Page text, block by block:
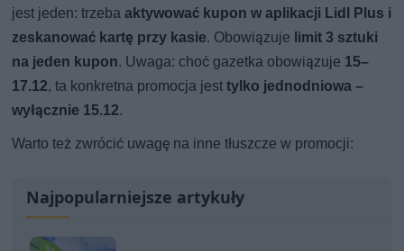
jest jeden: trzebaaktywować kupon w aplikacji Lidl Plus i
zeskanować kartę przy kasie. Obowiązuje limit 3 sztuki
na jeden kupon. Uwaga: choć gazetka obowiązuje 15–
17.12, ta konkretna promocja jesttylko jednodniowa –
wyłącznie 15.12.
Warto też zwrócić uwagę na inne tłuszcze w promocji:
Najpopularniejsze artykuły